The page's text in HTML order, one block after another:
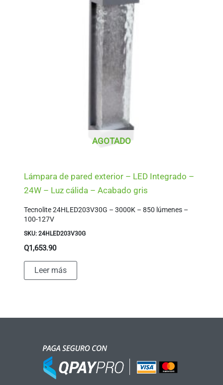
AGOTADO
Lámpara de pared exterior – LED Integrado –
24W – Luz cálida – Acabado gris
Tecnolite 24HLED203V30G – 3000K – 850 lúmenes –
100-127V
SKU: 24HLED203V30G
Q1,653.90
Leer más